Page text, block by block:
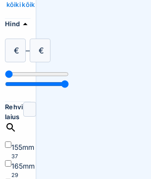
kõikikõik
Hind
€ – €
Rehvi
laius
155mm
37
165mm
29